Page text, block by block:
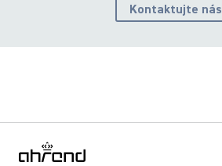
Kontaktujte nás